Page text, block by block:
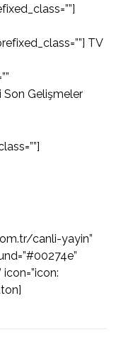
TV
Son Gelişmeler
canli-yayin”
icon=”icon: